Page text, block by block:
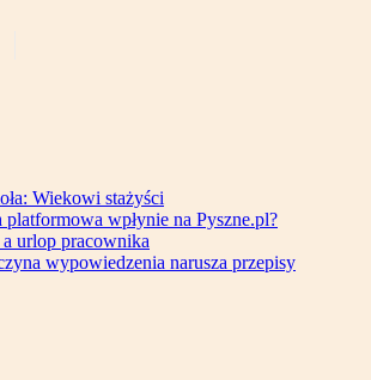
Wiekowi stażyści
wpłynie na Pyszne.pl?
urlop pracownika
wypowiedzenia narusza przepisy